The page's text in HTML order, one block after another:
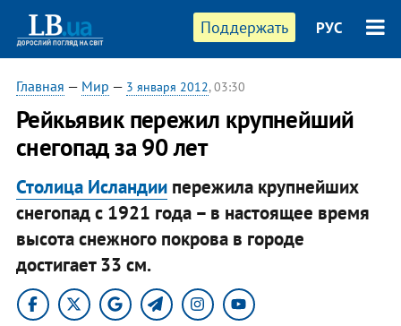
Поддержать РУС
Главная — Мир — 3 января 2012, 03:30
Рейкьявик пережил крупнейший
снегопад за 90 лет
Столица Исландиипережила крупнейших
снегопад с 1921 года – в настоящее время
высота снежного покрова в городе
достигает 33 см.